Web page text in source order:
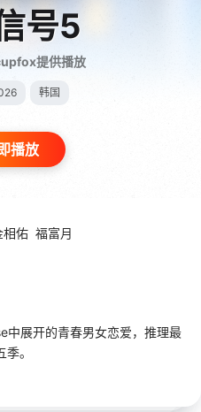
号5
提供播放
韩国
播放
相佑 福富月
中展开的青春男女恋爱，推理最
。